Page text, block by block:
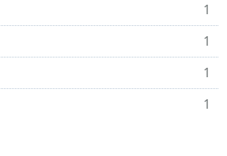
1
1
1
1